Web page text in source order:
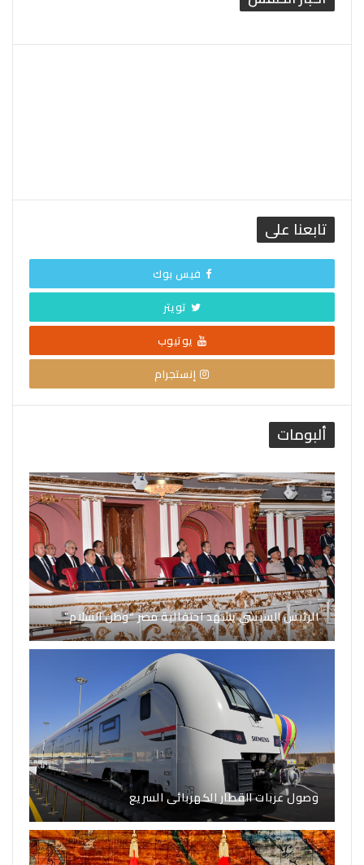
تابعنا على
فيس بوك
تويتر
يوتيوب
إنستجرام
ألبومات
الرئيس السيسي يشهد احتفالية مصر “وطن السلام”
وصول عربات القطار الكهربائى السريع